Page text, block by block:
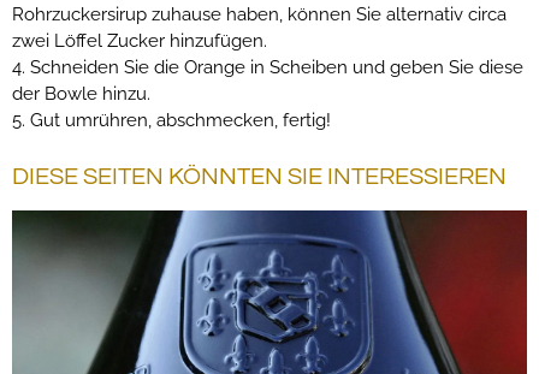
Rohrzuckersirup zuhause haben, können Sie alternativ circa
zwei Löffel Zucker hinzufügen.
4. Schneiden Sie die Orange in Scheiben und geben Sie diese
der Bowle hinzu.
5. Gut umrühren, abschmecken, fertig!
DIESE SEITEN KÖNNTEN SIE INTERESSIEREN